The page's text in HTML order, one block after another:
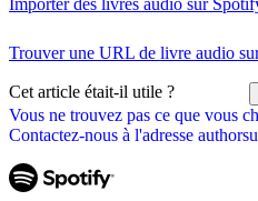
Vous ne trouvez pas ce que vous
Contactez-nous à l'adresse
Importer des livres audio sur
Trouver une URL de livre audio
Cet article était-il utile ?